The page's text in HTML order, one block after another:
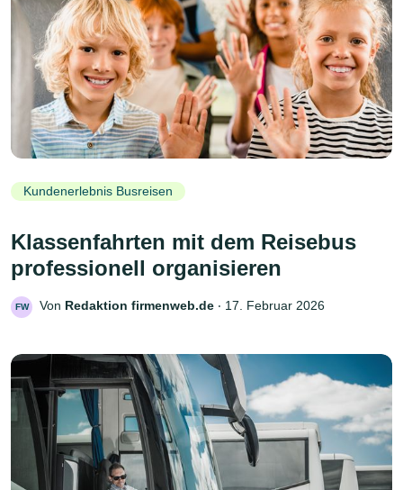
Kundenerlebnis Busreisen
Klassenfahrten mit dem Reisebus
professionell organisieren
FW Von Redaktion firmenweb.de ‧ 17. Februar 2026